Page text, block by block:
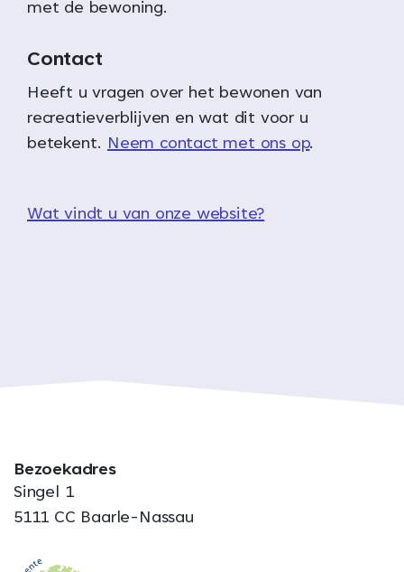
met de bewoning.
Contact
Heeft u vragen over het bewonen van
recreatieverblijven en wat dit voor u
betekent. Neem contact met ons op.
Wat vindt u van onze website?
Bezoekadres
Singel 1
5111 CC Baarle-Nassau